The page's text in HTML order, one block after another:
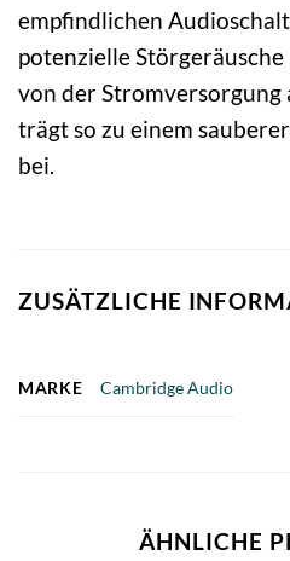
empfindlichen
potenzielle
von der Stromversorgung
trägt so zu einem
bei.
ZUSÄTZLICHE
MARKE Cambridge Audio
ÄHNLICHE